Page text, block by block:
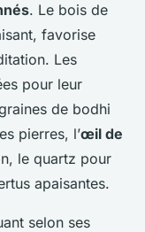
. Le bois de
favorise
Les
pour leur
de bodhi
pierres, l’œil de
le quartz pour
apaisantes.
selon ses